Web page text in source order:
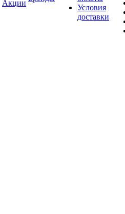
Акции
Условия
доставки